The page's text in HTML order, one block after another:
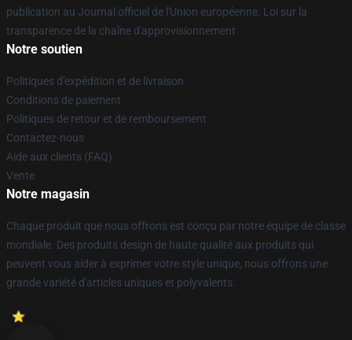
publication au Journal officiel de l'Union européenne. Loi sur la
transparence de la chaîne d'approvisionnement
Notre soutien
Politiques d'expédition et de livraison
Conditions de paiement
Politiques de retour et de remboursement
Contactez-nous
Aide aux clients (FAQ)
Vente
Notre magasin
Chaque produit que nous offrons est conçu par notre équipe de classe
mondiale. Des produits design de haute qualité aux produits qui
peuvent vous aider à exprimer votre style unique, nous offrons une
grande variété d'articles uniques et polyvalents.